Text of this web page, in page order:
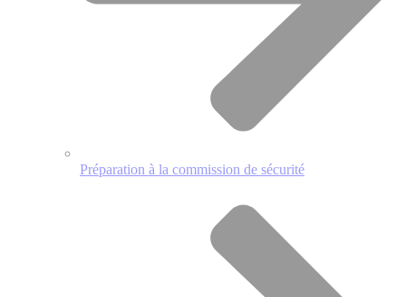
Préparation à la commission de sécurité